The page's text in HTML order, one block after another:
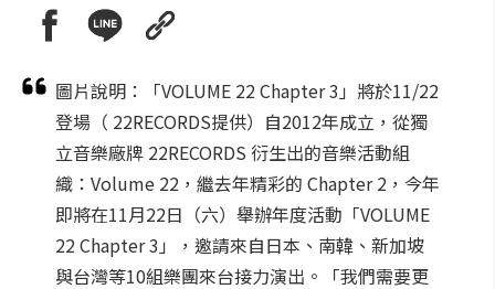
圖片說明：「VOLUME 22 Chapter 3」將於11/22
登場（ 22RECORDS提供）自2012年成立，從獨
立音樂廠牌 22RECORDS 衍生出的音樂活動組
織：Volume 22，繼去年精彩的 Chapter 2，今年
即將在11月22日（六）舉辦年度活動「VOLUME
22 Chapter 3」，邀請來自日本、南韓、新加坡
與台灣等10組樂團來台接力演出。「我們需要更